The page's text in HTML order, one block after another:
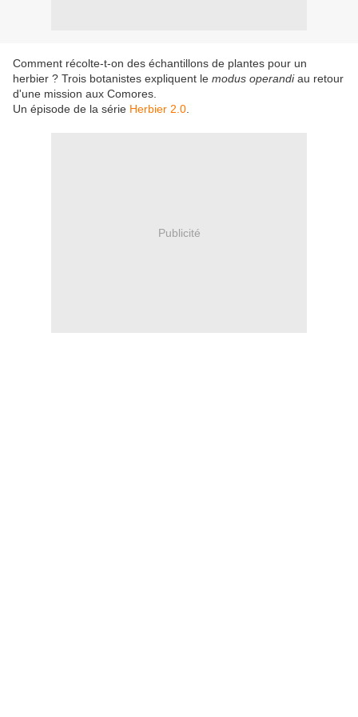
Comment récolte-t-on des échantillons de plantes pour un
herbier ? Trois botanistes expliquent le modus operandiau retour
d'une mission aux Comores.
Un épisode de la série Herbier 2.0
Publicité